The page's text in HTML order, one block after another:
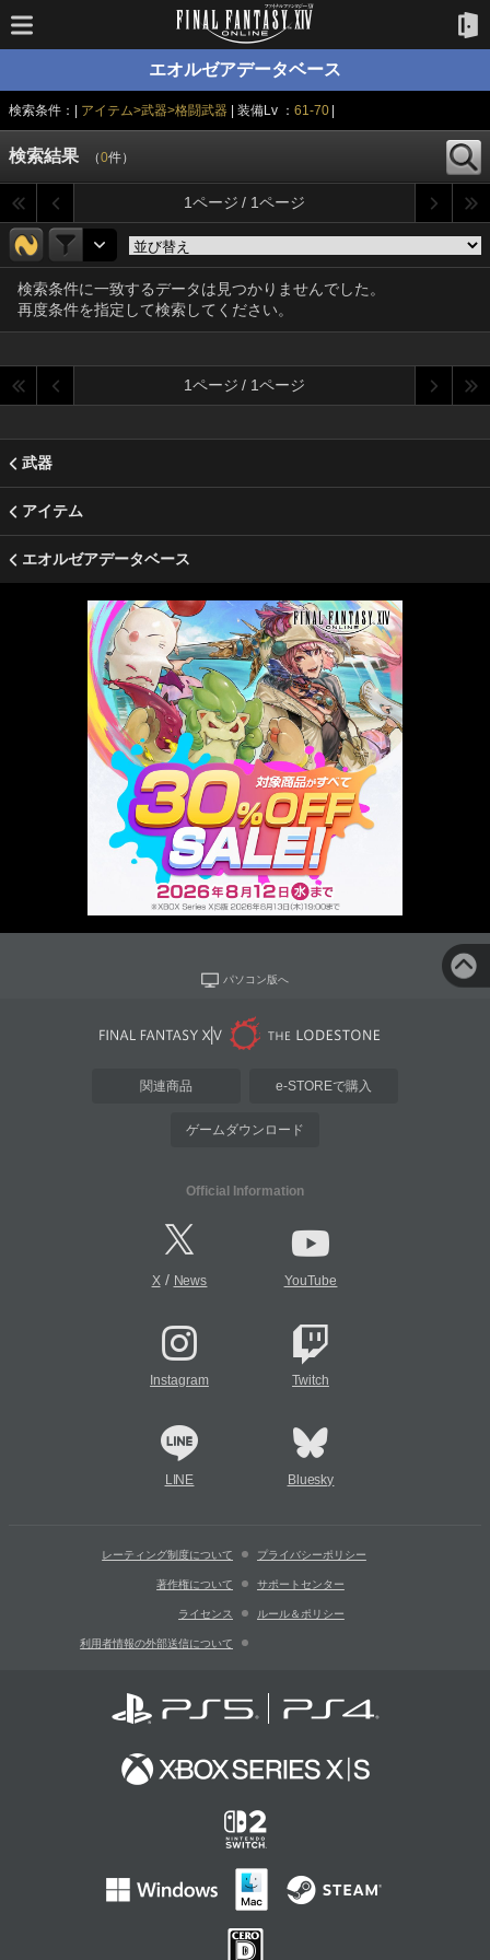
エオルゼアデータベース
検索条件：| アイテム>武器>格闘武器 | 装備Lv ： 61-70|
検索結果 （0件）
1ページ / 1ページ
検索条件に一致するデータは見つかりませんでした。
再度条件を指定して検索してください。
1ページ / 1ページ
武器
アイテム
エオルゼアデータベース
パソコン版へ
関連商品 e-STOREで購入
ゲームダウンロード
Official Information
X/ News YouTube
Instagram Twitch
LINE Bluesky
レーティング制度について プライバシーポリシー
著作権について サポートセンター
ライセンス ルール＆ポリシー
利用者情報の外部送信について